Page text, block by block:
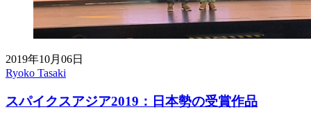
2019年10月06日
Ryoko Tasaki
スパイクスアジア2019：日本勢の受賞作品